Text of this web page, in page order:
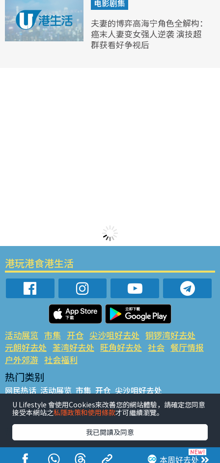
电影剧集
夫妻的博弈高海宁角色全解构：
癌末人妻变女强人逆袭 演技超
群获看好争视后
本周好去处
港玩港食港生活
活动展览 市集 开仓 尖沙咀好去处 铜锣湾好去处
元朗好去处 荃湾好去处 旺角好去处 社会 餐厅情报
户外郊游 社会福利
热门类别
网民热话 活动展览 市集 开仓 尖沙咀好去处
铜锣湾好去处 元朗好去处 荃湾好去处 旺角好去处 社会
餐厅情报 户外郊游
热门标签
#UGO揾好去处 #人气活动推介 #美食社群热话
#亲子玩乐好去处
#ULifestyle应用程式
#限时抢
U Lifestyle 會使用Cookies來改善您的網站體驗，請確定您同意
接受本網站之私隱政策和使用條款才可繼續瀏覽。
我已閱讀及同意